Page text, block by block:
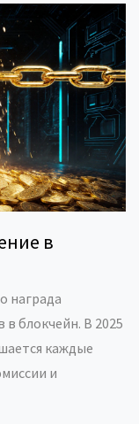
в
награда
блокчейн. В 2025
каждые
и